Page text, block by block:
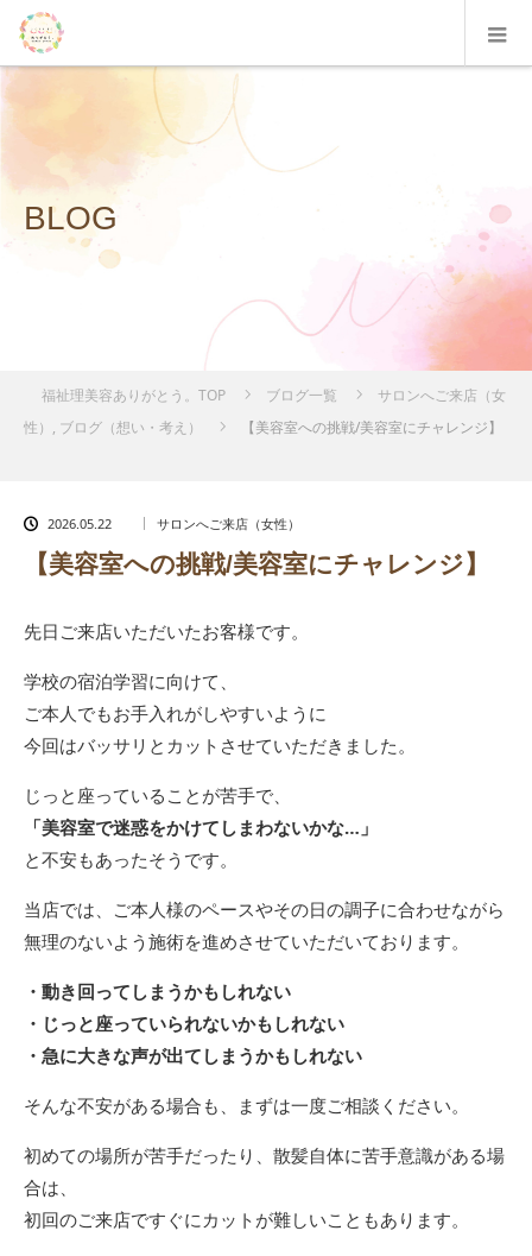
BLOG
福祉理美容ありがとう。TOP ブログ一覧
サロンへご来店（女
性） , ブログ（想い・考え） 【美容室への挑戦/美容室にチャレンジ】
2026.05.22 サロンへご来店（女性）
【美容室への挑戦/美容室にチャレンジ】
先日ご来店いただいたお客様です。
学校の宿泊学習に向けて、
ご本人でもお手入れがしやすいように
今回はバッサリとカットさせていただきました。
じっと座っていることが苦手で、
「美容室で迷惑をかけてしまわないかな…」
と不安もあったそうです。
当店では、ご本人様のペースやその日の調子に合わせながら
無理のないよう施術を進めさせていただいております。
・動き回ってしまうかもしれない
・じっと座っていられないかもしれない
・急に大きな声が出てしまうかもしれない
そんな不安がある場合も、まずは一度ご相談ください。
初めての場所が苦手だったり、散髪自体に苦手意識がある場
合は、
初回のご来店ですぐにカットが難しいこともあります。